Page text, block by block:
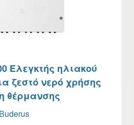
Ελεγκτής ηλιακού
ζεστό νερό χρήσης
θέρμανσης
Buderus